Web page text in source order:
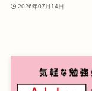
2026年07月14日